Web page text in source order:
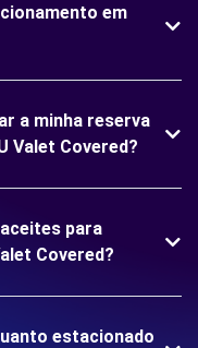
em
a minha reserva
Valet Covered?
para
Covered?
estacionado